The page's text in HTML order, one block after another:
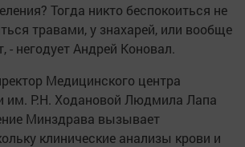
Тогда никто беспокоиться не
травами, у знахарей, или вообще
- негодует Андрей Коновал.
Медицинского центра
им. Р.Н. Ходановой Людмила Лапа
Минздрава вызывает
клинические анализы крови и